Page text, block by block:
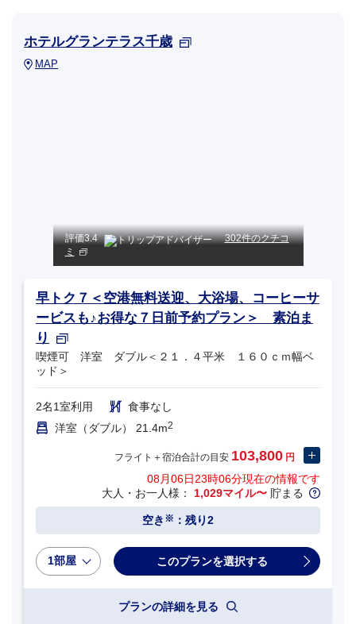
ホテルグランテラス千歳
MAP
評価3.4
302件のクチコ
ミ
早トク７＜空港無料送迎、大浴場、コーヒーサ
ービスも♪お得な７日前予約プラン＞ 素泊ま
り
喫煙可 洋室 ダブル＜２１．４平米 １６０ｃｍ幅ベ
ッド＞
2名1室利用
食事なし
洋室（ダブル） 21.4m2
フライト＋宿泊合計の目安 103,800 円
08月06日23時06分現在の情報です
大人・お一人様： 1,029マイル〜 貯まる
空き ※ ：残り2
1部屋
プランの詳細を見る